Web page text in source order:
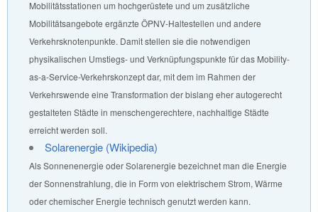
Mobilitätsstationen um hochgerüstete und um zusätzliche
Mobilitätsangebote ergänzte ÖPNV-Haltestellen und andere
Verkehrsknotenpunkte. Damit stellen sie die notwendigen
physikalischen Umstiegs- und Verknüpfungspunkte für das Mobility-
as-a-Service-Verkehrskonzept dar, mit dem im Rahmen der
Verkehrswende eine Transformation der bislang eher autogerecht
gestalteten Städte in menschengerechtere, nachhaltige Städte
erreicht werden soll.
Solarenergie (Wikipedia)
Als Sonnenenergie oder Solarenergie bezeichnet man die Energie
der Sonnenstrahlung, die in Form von elektrischem Strom, Wärme
oder chemischer Energie technisch genutzt werden kann.